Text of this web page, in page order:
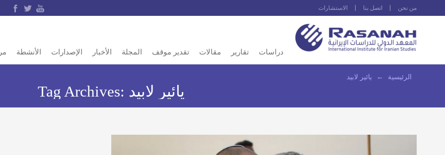
من نحن اتصل بنا الاستشارات
دراسات تقارير مقالات تقدير موقف المجلة الأخبار الإصدارات الأنشطة
الرئيسية ← يائير لابيد
Tag Archives: يائير لابيد